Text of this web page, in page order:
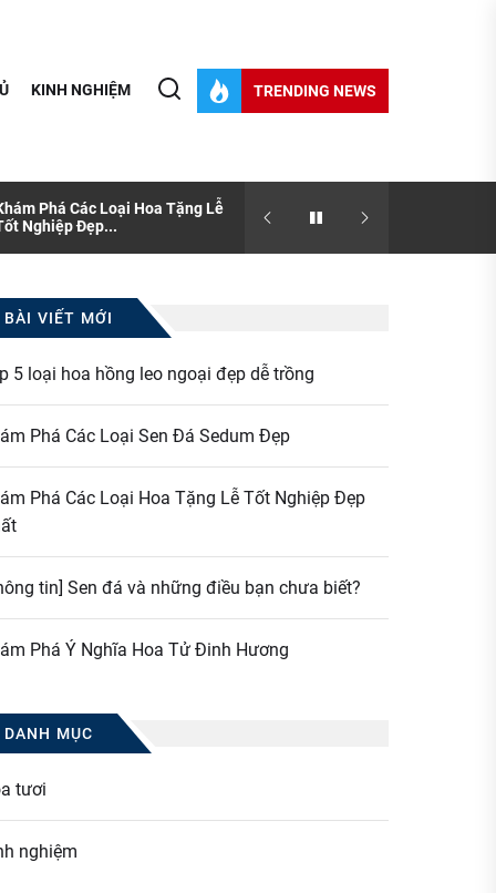
KINH NGHIỆM TRENDING NEWS
Phá Các Loại Hoa Tặng Lễ
Nghiệp Đẹp...
[Thông tin] Sen đá và
bạn chưa biết?
BÀI VIẾT MỚI
5 loại hoa hồng leo ngoại đẹp dễ trồng
Phá Các Loại Sen Đá Sedum Đẹp
Phá Các Loại Hoa Tặng Lễ Tốt Nghiệp Đẹp
tin] Sen đá và những điều bạn chưa biết?
Phá Ý Nghĩa Hoa Tử Đinh Hương
DANH MỤC
tươi
nghiệm